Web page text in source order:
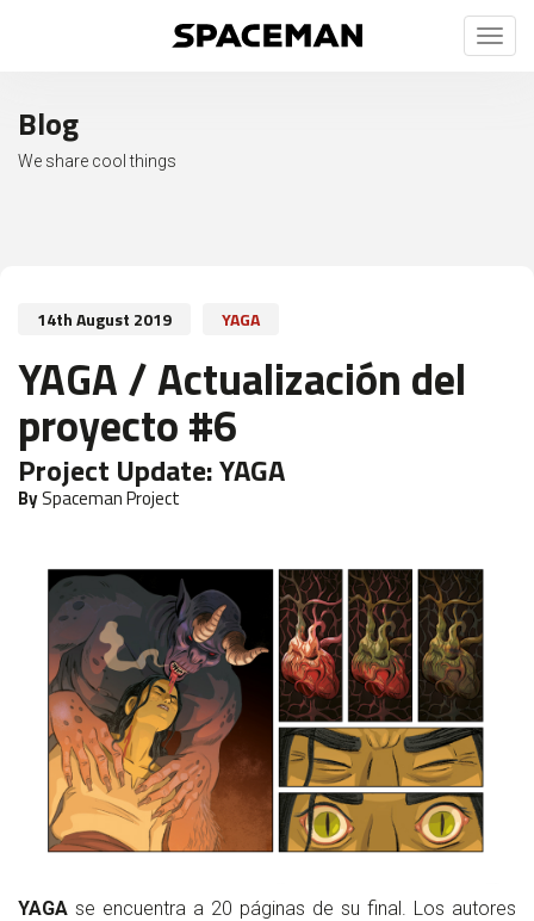
Toggle
Blog
We share cool things
14th August 2019 YAGA
YAGA / Actualización del
proyecto #6
Project Update:YAGA
BySpaceman Project
YAGA se encuentra a 20 páginas de su final. Los autores